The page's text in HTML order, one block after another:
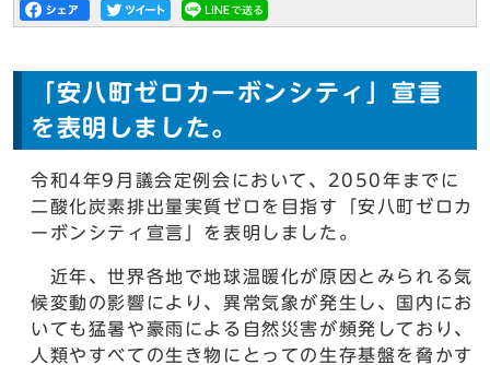
「安八町ゼロカーボンシティ」宣言
を表明しました。
令和4年9月議会定例会において、2050年までに
二酸化炭素排出量実質ゼロを目指す「安八町ゼロカ
ーボンシティ宣言」を表明しました。
近年、世界各地で地球温暖化が原因とみられる気
候変動の影響により、異常気象が発生し、国内にお
いても猛暑や豪雨による自然災害が頻発しており、
人類やすべての生き物にとっての生存基盤を脅かす